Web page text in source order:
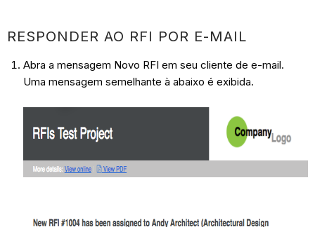
RESPONDER AO RFI POR E-MAIL
Abra a mensagem Novo RFI em seu cliente de e-mail.
Uma mensagem semelhante à abaixo é exibida.